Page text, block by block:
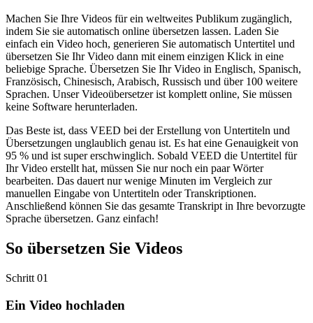
Machen Sie Ihre Videos für ein weltweites Publikum zugänglich,
indem Sie sie automatisch online übersetzen lassen. Laden Sie
einfach ein Video hoch, generieren Sie automatisch Untertitel und
übersetzen Sie Ihr Video dann mit einem einzigen Klick in eine
beliebige Sprache. Übersetzen Sie Ihr Video in Englisch, Spanisch,
Französisch, Chinesisch, Arabisch, Russisch und über 100 weitere
Sprachen. Unser Videoübersetzer ist komplett online, Sie müssen
keine Software herunterladen.
Das Beste ist, dass VEED bei der Erstellung von Untertiteln und
Übersetzungen unglaublich genau ist. Es hat eine Genauigkeit von
95 % und ist super erschwinglich. Sobald VEED die Untertitel für
Ihr Video erstellt hat, müssen Sie nur noch ein paar Wörter
bearbeiten. Das dauert nur wenige Minuten im Vergleich zur
manuellen Eingabe von Untertiteln oder Transkriptionen.
Anschließend können Sie das gesamte Transkript in Ihre bevorzugte
Sprache übersetzen. Ganz einfach!
So übersetzen Sie Videos
Schritt 01
Ein Video hochladen